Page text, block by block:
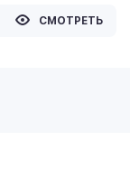
СМОТРЕТЬ